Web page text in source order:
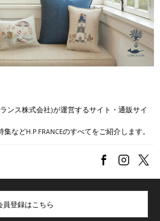
ランス株式会社)が運営するサイト・通販サイ
などH.P.FRANCEのすべてをご紹介します。
員登録はこちら